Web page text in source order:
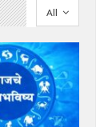
All